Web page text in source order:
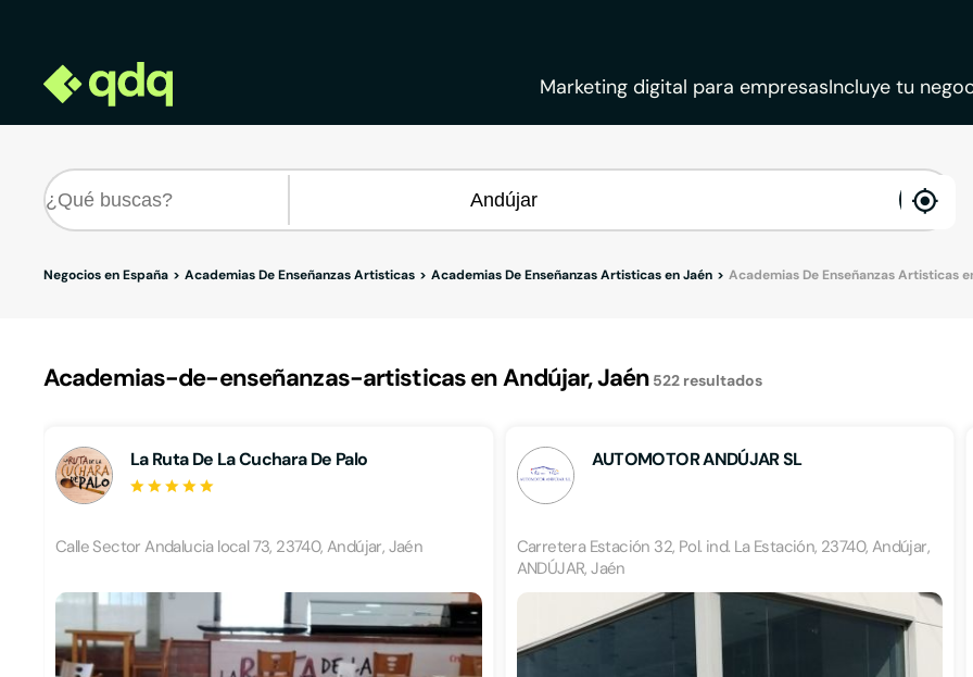
Marketing digital para empresasIncluye tu
Negocios en España Academias De Enseñanzas Artisticas Academias De Enseñanzas Artisticas en Jaén Academias De Enseñanzas Artisticas
Academias-de-enseñanzas-artisticas en Andújar, Jaén 522 resultados
La Ruta De La Cuchara De Palo
Calle Sector Andalucia local 73, 23740, Andújar, Jaén
AUTOMOTOR ANDÚJAR SL
Carretera Estación 32, Pol. ind. La Estación, 23740, Andújar,
ANDÚJAR, Jaén